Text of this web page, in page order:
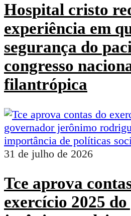
Hospital cristo
experiência em
segurança do
congresso
filantrópica
31 de julho de 2026
Tce aprova
exercício 2025